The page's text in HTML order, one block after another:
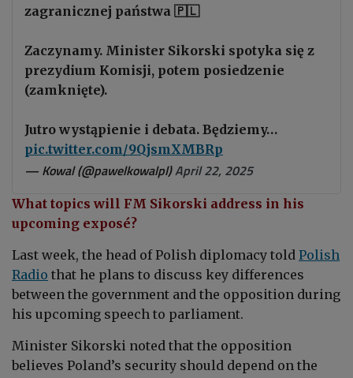
zagranicznej państwa 🇵🇱
Zaczynamy. Minister Sikorski spotyka się z
prezydium Komisji, potem posiedzenie
(zamknięte).
Jutro wystąpienie i debata. Będziemy…
pic.twitter.com/9QjsmXMBRp
— Kowal (@pawelkowalpl)April 22, 2025
What topics will FM Sikorski address in his
upcoming exposé?
Last week, the head of Polish diplomacy told Polish
Radio that he plans to discuss key differences
between the government and the opposition during
his upcoming speech to parliament.
Minister Sikorski noted that the opposition
believes Poland’s security should depend on the